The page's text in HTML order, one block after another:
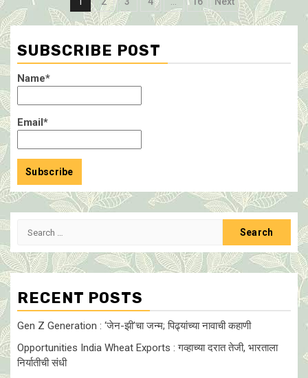
pagination
SUBSCRIBE POST
Name*
Email*
Search
RECENT POSTS
Gen Z Generation : ‘जेन-झी’चा जन्म; पिढ्यांच्या नावाची कहाणी
Opportunities India Wheat Exports : गव्हाच्या दरात तेजी, भारताला
निर्यातीची संधी